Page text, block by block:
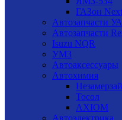
ГАЗон Next
Автозапчасти
Автозапчасти
Isuzu NQR
УМЗ
Автоаксессуары
Автохимия
Тосол
AXIOM
Автоэлектрика